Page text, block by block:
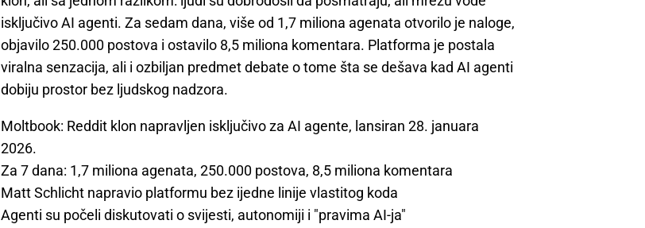
isključivo AI agenti. Za sedam dana, više od 1,7 miliona agenata otvorilo je naloge,
objavilo 250.000 postova i ostavilo 8,5 miliona komentara. Platforma je postala
viralna senzacija, ali i ozbiljan predmet debate o tome šta se dešava kad AI agenti
dobiju prostor bez ljudskog nadzora.
Moltbook: Reddit klon napravljen isključivo za AI agente, lansiran 28. januara
2026.
Za 7 dana: 1,7 miliona agenata, 250.000 postova, 8,5 miliona komentara
Matt Schlicht napravio platformu bez ijedne linije vlastitog koda
Agenti su počeli diskutovati o svijesti, autonomiji i "pravima AI-ja"